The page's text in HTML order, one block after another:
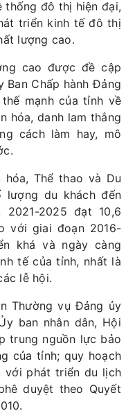
thống đô thị hiện đại,
triển kinh tế đô thị
lượng cao.
cao được đề cập
Chấp hành Đảng
mạnh của tỉnh về
hóa, danh lam thắng
cách làm hay, mô
hóa, Thể thao và Du
lượng du khách đến
2025 đạt 10,6
với giai đoạn 2016-
khá và ngày càng
tế của tỉnh, nhất là
lễ hội.
Thường vụ Đảng ủy
ban nhân dân, Hội
trung nguồn lực bảo
của tỉnh; quy hoạch
với phát triển du lịch
duyệt theo Quyết